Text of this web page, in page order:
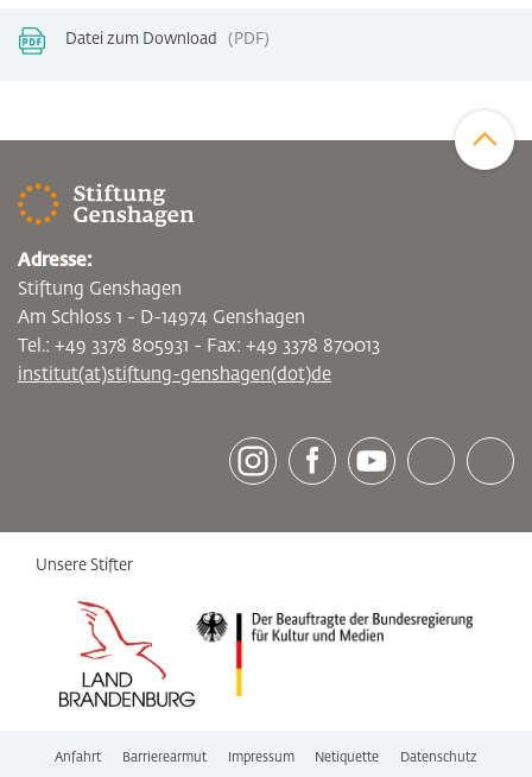
Datei zum Download PDF
[socialLinksTitle]
Adresse:
Stiftung Genshagen
Am Schloss 1 - D-14974 Genshagen
Tel.: +49 3378 805931 - Fax: +49 3378 870013
institut(at)stiftung-genshagen(dot)de
Unsere Stifter
Anfahrt Barrierearmut Impressum Netiquette Datenschutz